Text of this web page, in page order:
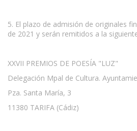
5. El plazo de admisión de originales
de 2021 y serán remitidos a la
XXVII PREMIOS DE POESÍA "LUZ"
Delegación Mpal de Cultura.
Pza. Santa María, 3
11380 TARIFA (Cádiz)